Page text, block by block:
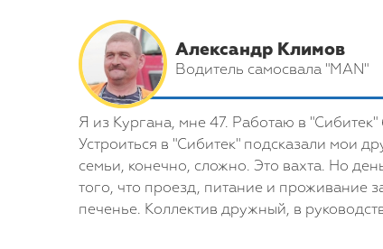
Александр Климов
Водитель самосвала "MAN"
Я из Кургана, мне 47. Работаю в
Устроиться в "Сибитек" подсказали мои
семьи, конечно, сложно. Это вахта. Но
того, что проезд, питание и проживание
печенье. Коллектив дружный, в